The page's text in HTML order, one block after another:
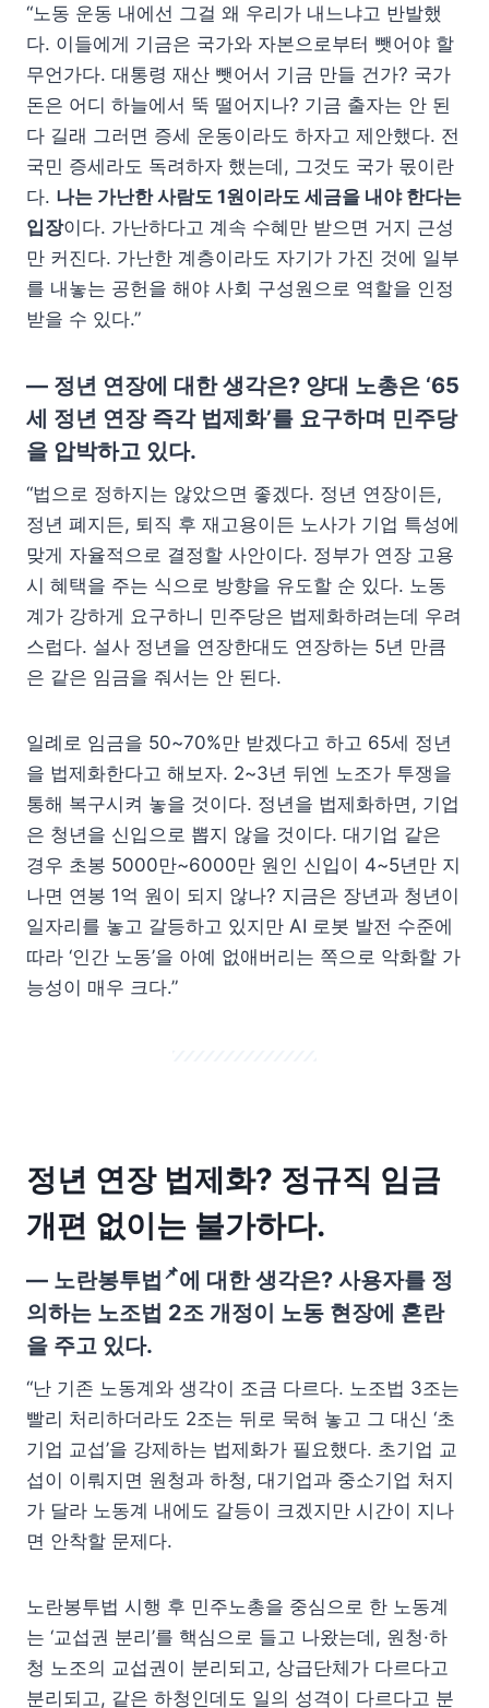
“노동 운동 내에선 그걸 왜 우리가 내느냐고 반발했
다. 이들에게 기금은 국가와 자본으로부터 뺏어야 할
무언가다. 대통령 재산 뺏어서 기금 만들 건가? 국가
돈은 어디 하늘에서 뚝 떨어지나? 기금 출자는 안 된
다 길래 그러면 증세 운동이라도 하자고 제안했다. 전
국민 증세라도 독려하자 했는데, 그것도 국가 몫이란
다. 나는 가난한 사람도 1원이라도 세금을 내야 한다는
입장이다. 가난하다고 계속 수혜만 받으면 거지 근성
만 커진다. 가난한 계층이라도 자기가 가진 것에 일부
를 내놓는 공헌을 해야 사회 구성원으로 역할을 인정
받을 수 있다.”
— 정년 연장에 대한 생각은? 양대 노총은 ‘65
세 정년 연장 즉각 법제화’를 요구하며 민주당
을 압박하고 있다.
“법으로 정하지는 않았으면 좋겠다. 정년 연장이든,
정년 폐지든, 퇴직 후 재고용이든 노사가 기업 특성에
맞게 자율적으로 결정할 사안이다. 정부가 연장 고용
시 혜택을 주는 식으로 방향을 유도할 순 있다. 노동
계가 강하게 요구하니 민주당은 법제화하려는데 우려
스럽다. 설사 정년을 연장한대도 연장하는 5년 만큼
은 같은 임금을 줘서는 안 된다.
일례로 임금을 50~70%만 받겠다고 하고 65세 정년
을 법제화한다고 해보자. 2~3년 뒤엔 노조가 투쟁을
통해 복구시켜 놓을 것이다. 정년을 법제화하면, 기업
은 청년을 신입으로 뽑지 않을 것이다. 대기업 같은
경우 초봉 5000만~6000만 원인 신입이 4~5년만 지
나면 연봉 1억 원이 되지 않나? 지금은 장년과 청년이
일자리를 놓고 갈등하고 있지만 AI 로봇 발전 수준에
따라 ‘인간 노동’을 아예 없애버리는 쪽으로 악화할 가
능성이 매우 크다.”
정년 연장 법제화? 정규직 임금
개편 없이는 불가하다.
— 노란봉투법 📌에 대한 생각은? 사용자를 정
의하는 노조법 2조 개정이 노동 현장에 혼란
을 주고 있다.
“난 기존 노동계와 생각이 조금 다르다. 노조법 3조는
빨리 처리하더라도 2조는 뒤로 묵혀 놓고 그 대신 ‘초
기업 교섭’을 강제하는 법제화가 필요했다. 초기업 교
섭이 이뤄지면 원청과 하청, 대기업과 중소기업 처지
가 달라 노동계 내에도 갈등이 크겠지만 시간이 지나
면 안착할 문제다.
노란봉투법 시행 후 민주노총을 중심으로 한 노동계
는 ‘교섭권 분리’를 핵심으로 들고 나왔는데, 원청·하
청 노조의 교섭권이 분리되고, 상급단체가 다르다고
분리되고, 같은 하청인데도 일의 성격이 다르다고 분